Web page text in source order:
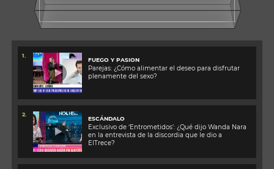
1.
FUEGO Y PASION
Parejas: ¿Cómo alimentar el deseo para disfrutar
plenamente del sexo?
2.
ESCÁNDALO
Exclusivo de ‘Entrometidos’: ¿Qué dijo Wanda Nara
en la entrevista de la discordia que le dio a
ElTrece?